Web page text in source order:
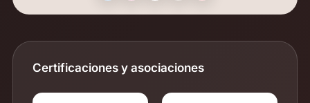
Certificaciones y asociaciones